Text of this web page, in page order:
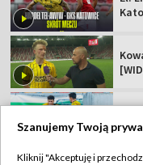
Szanujemy Twoją
Kliknij "Akceptuję i